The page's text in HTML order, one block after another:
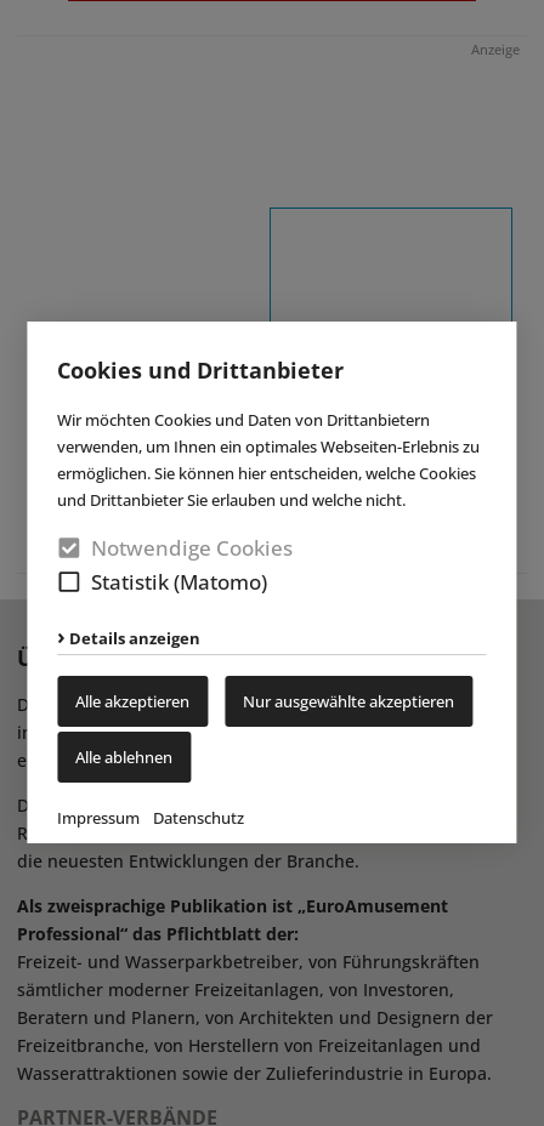
Cookies und Drittanbieter
Wir möchten Cookies und Daten von Drittanbietern
verwenden, um Ihnen ein optimales Webseiten-Erlebnis zu
ermöglichen. Sie können hier entscheiden, welche Cookies
und Drittanbieter Sie erlauben und welche nicht.
Notwendige Cookies
Statistik (Matomo)
Details anzeigen
Alle akzeptieren Nur ausgewählte akzeptieren
Alle ablehnen
Impressum Datenschutz
Anzeige
Über EAP – das Magazin
Das Fachmagazin „EuroAmusement Professional“ (EAP)
informiert Sie regelmäßig über das Geschehen in der
europäischen Freizeitindustrie.
Das Magazin bietet Ihnen mit seinem kompetenten
Redaktionsteam aktuelle Trendanalysen und informiert über
die neuesten Entwicklungen der Branche.
Als zweisprachige Publikation ist „EuroAmusement
Professional“ das Pflichtblatt der:
Freizeit- und Wasserparkbetreiber, von Führungskräften
sämtlicher moderner Freizeitanlagen, von Investoren,
Beratern und Planern, von Architekten und Designern der
Freizeitbranche, von Herstellern von Freizeitanlagen und
Wasserattraktionen sowie der Zulieferindustrie in Europa.
PARTNER-VERBÄNDE